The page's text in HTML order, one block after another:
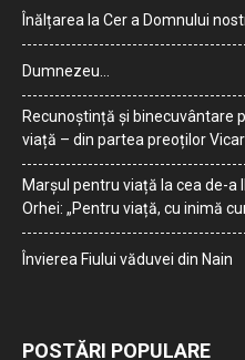
Înălțarea la Cer a Domnului
Dumnezeu…
Recunoștință și binecuvântare
viață – din partea preoților
Marșul pentru viață la cea de-a
Orhei: „Pentru viață, cu inimă
Învierea Fiului văduvei din Nain
POSTĂRI POPULARE